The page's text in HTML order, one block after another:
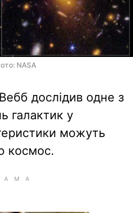
NASA
дослідив одне з
галактик у
можуть
космос.